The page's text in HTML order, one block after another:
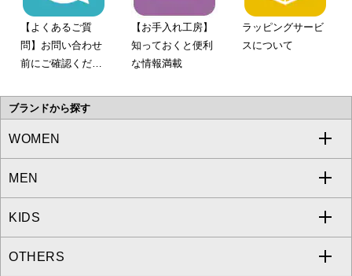
【よくあるご質
問】お問い合わせ
前にご確認くださ
【お手入れ工房】
知っておくと便利
な情報満載
ラッピングサービ
スについて
ブランドから探す
WOMEN
a.v.v
MICHEL KLEIN
MK MICHEL KLEIN
MEN
a.v.v
MICHEL KLEIN HOMME
KIDS
a.v.v
OTHERS